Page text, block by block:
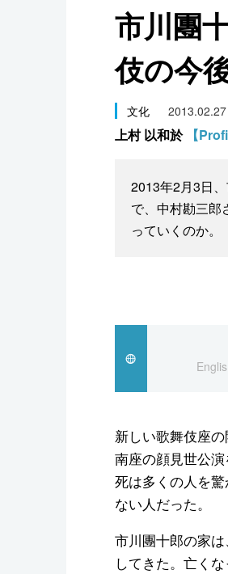
市川團
伎の今
文化 2013.02.27
上村 以和於 【
2013年2月3日
で、中村勘三郎
っていくのか。
新しい歌舞伎座
南座の顔見世公
死は多くの人を
ない人だった。
市川團十郎の家
してきた。亡く